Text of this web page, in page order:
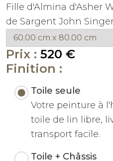
Fille d'Almina d'Asher
de Sargent John
Prix : 520 €
Finition :
Toile seule
Votre peinture à
toile de lin libre,
transport facile.
Toile + Châssis